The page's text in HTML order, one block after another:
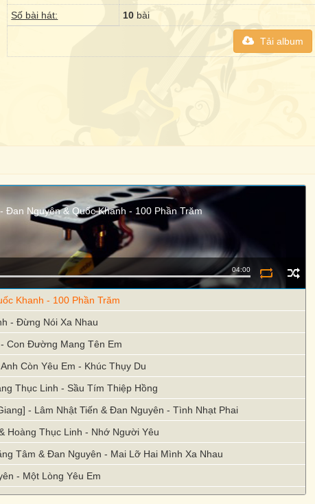
Số bài hát:
10 bài
Tải album
Đan Nguyên & Quốc Khanh - 100 Phần Trăm
04:00
Khanh - 100 Phần Trăm
- Đừng Nói Xa Nhau
Con Đường Mang Tên Em
Còn Yêu Em - Khúc Thụy Du
Thục Linh - Sầu Tím Thiệp Hồng
- Lâm Nhật Tiến & Đan Nguyên - Tình Nhạt Phai
Hoàng Thục Linh - Nhớ Người Yêu
Tâm & Đan Nguyên - Mai Lỡ Hai Mình Xa Nhau
- Một Lòng Yêu Em
- Say